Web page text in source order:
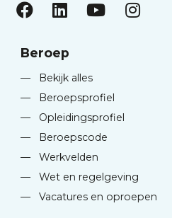
Beroep
—
Bekijk alles
—
Beroepsprofiel
—
Opleidingsprofiel
—
Beroepscode
—
Werkvelden
—
Wet en regelgeving
—
Vacatures en oproepen